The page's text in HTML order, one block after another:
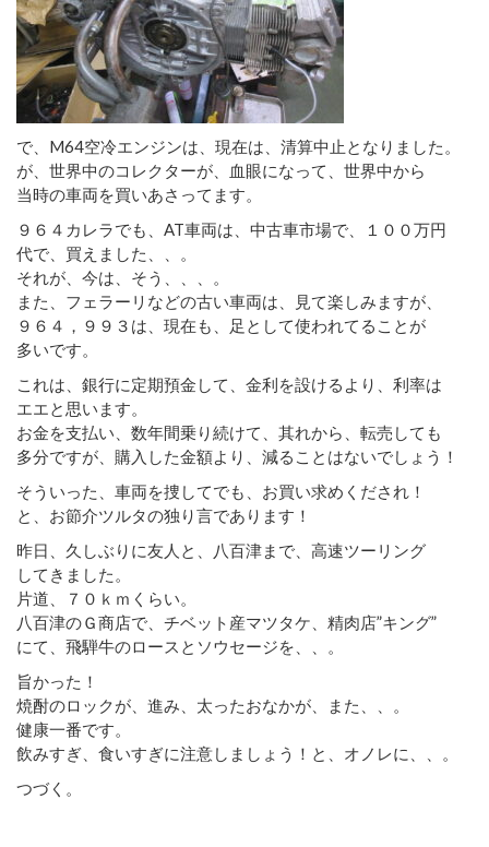
で、M64空冷エンジンは、現在は、清算中止となりました。
が、世界中のコレクターが、血眼になって、世界中から
当時の車両を買いあさってます。
９６４カレラでも、AT車両は、中古車市場で、１００万円
代で、買えました、、。
それが、今は、そう、、、。
また、フェラーリなどの古い車両は、見て楽しみますが、
９６４，９９３は、現在も、足として使われてることが
多いです。
これは、銀行に定期預金して、金利を設けるより、利率は
エエと思います。
お金を支払い、数年間乗り続けて、其れから、転売しても
多分ですが、購入した金額より、減ることはないでしょう！
そういった、車両を捜してでも、お買い求めくだされ！
と、お節介ツルタの独り言であります！
昨日、久しぶりに友人と、八百津まで、高速ツーリング
してきました。
片道、７０ｋｍくらい。
八百津のＧ商店で、チベット産マツタケ、精肉店”キング”
にて、飛騨牛のロースとソウセージを、、。
旨かった！
焼酎のロックが、進み、太ったおなかが、また、、。
健康一番です。
飲みすぎ、食いすぎに注意しましょう！と、オノレに、、。
つづく。